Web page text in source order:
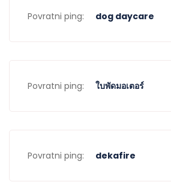
Povratni ping: dog daycare
Povratni ping: ใบพัดมอเตอร์
Povratni ping: dekafire